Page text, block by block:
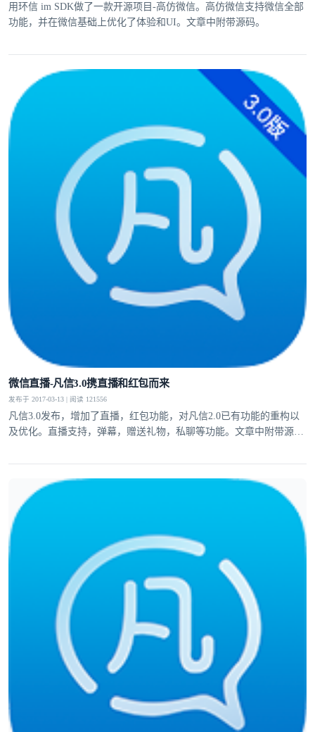
用环信 im SDK做了一款开源项目-高仿微信。高仿微信支持微信全部
功能，并在微信基础上优化了体验和UI。文章中附带源码。
微信直播-凡信3.0携直播和红包而来
发布于 2017-03-13 | 阅读 121556
凡信3.0发布，增加了直播，红包功能，对凡信2.0已有功能的重构以
及优化。直播支持，弹幕，赠送礼物，私聊等功能。文章中附带源